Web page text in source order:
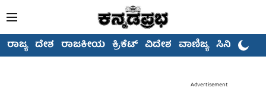
ರಾಜ್ಯ ದೇಶ ರಾಜಕೀಯ ಕ್ರಿಕೆಟ್ ವಿದೇಶ ವಾಣಿಜ್ಯ ಸಿನಿಮಾ
Advertisement